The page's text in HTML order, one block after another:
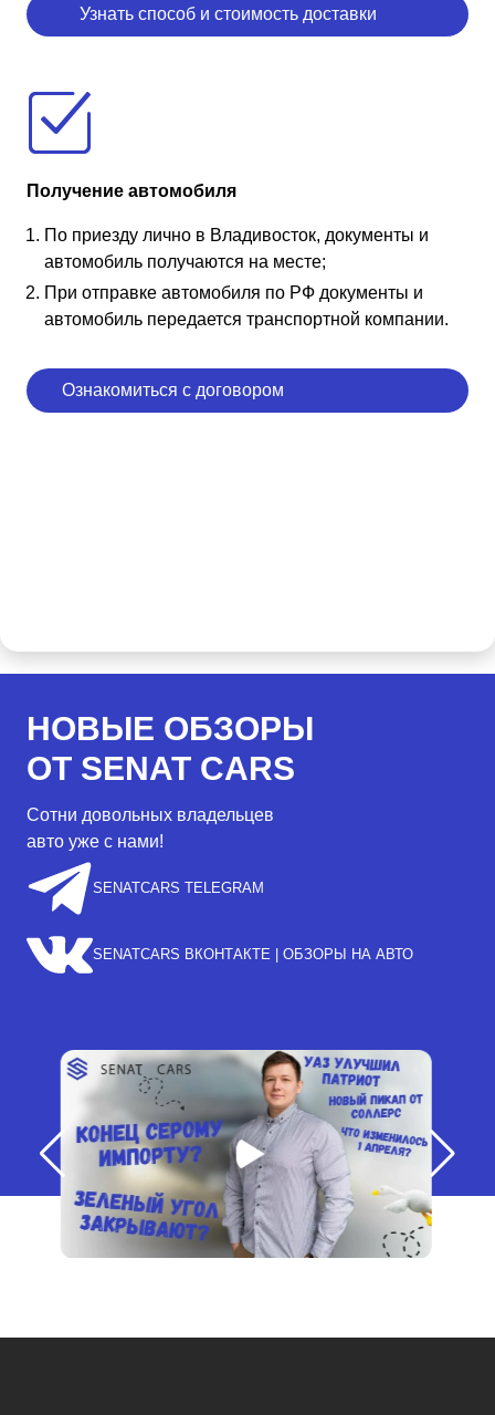
Узнать способ и стоимость доставки
Получение автомобиля
По приезду лично в Владивосток, документы и
автомобиль получаются на месте;
При отправке автомобиля по РФ документы и
автомобиль передается транспортной компании.
Ознакомиться с договором
НОВЫЕ ОБЗОРЫ
ОТ SENAT CARS
Сотни довольных владельцев
авто уже с нами!
SENATCARS TELEGRAM
SENATCARS ВКОНТАКТЕ | ОБЗОРЫ НА АВТО